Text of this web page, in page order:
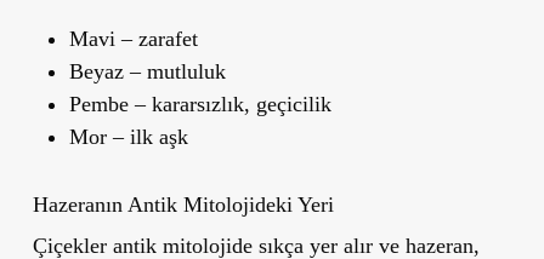
Mavi – zarafet
Beyaz– mutluluk
Pembe– kararsızlık, geçicilik
Mor– ilk aşk
Hazeranın Antik Mitolojideki Yeri
Çiçekler antik mitolojide sıkça yer alır ve hazeran,